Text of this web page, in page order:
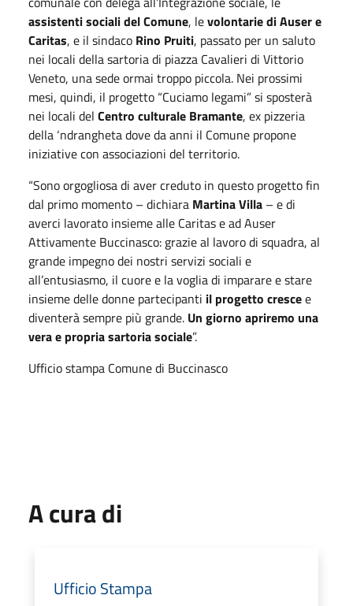
assistenti sociali del Comune, levolontarie di Auser e
Caritas, e il sindaco Rino Pruiti, passato per un saluto
nei locali della sartoria di piazza Cavalieri di Vittorio
Veneto, una sede ormai troppo piccola. Nei prossimi
mesi, quindi, il progetto “Cuciamo legami” si sposterà
nei locali del Centro culturale Bramante, ex pizzeria
della ‘ndrangheta dove da anni il Comune propone
iniziative con associazioni del territorio.
“Sono orgogliosa di aver creduto in questo progetto fin
dal primo momento – dichiara Martina Villa – e di
averci lavorato insieme alle Caritas e ad Auser
Attivamente Buccinasco: grazie al lavoro di squadra, al
grande impegno dei nostri servizi sociali e
all’entusiasmo, il cuore e la voglia di imparare e stare
insieme delle donne partecipanti il progetto crescee
diventerà sempre più grande. Un giorno apriremo una
vera e propria sartoria sociale”.
Ufficio stampa Comune di Buccinasco
A cura di
Ufficio Stampa